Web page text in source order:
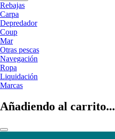
Rebajas
Carpa
Depredador
Coup
Mar
Otras pescas
Navegación
Ropa
Liquidación
Marcas
Añadiendo al carrito...